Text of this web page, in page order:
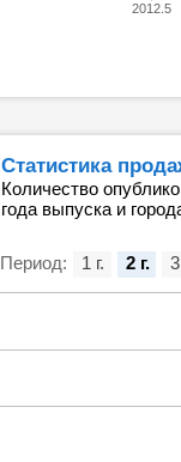
2012.5
Статистика
Количество
года выпуска и
Период: 1 г. 2 г. 3